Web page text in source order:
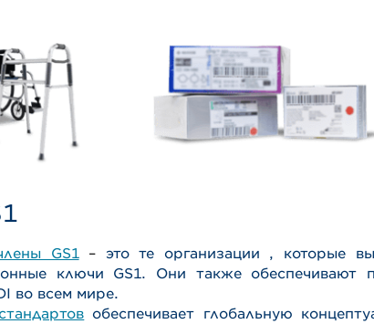
GS1– это те организации , которые
ключи GS1. Они также обеспечивают
во всем мире.
обеспечивает глобальную